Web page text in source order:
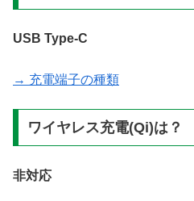
USB Type-C
→ 充電端子の種類
ワイヤレス充電(Qi)は？
非対応